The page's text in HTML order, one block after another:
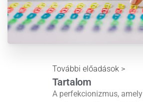
További előadások >
Tartalom
A perfekcionizmus, amely